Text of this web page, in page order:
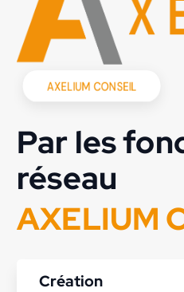
AXELIUM CONSEIL
Par les
réseau
AXELIUM
Création